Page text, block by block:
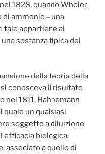
1828, quandoWhöler
di ammonio – una
tale appartiene ai
sostanza tipica del
della teoria della
si conosceva il risultato
nel 1811, Hahnemann
quale un qualsiasi
soggetto a diluizione
efficacia biologica.
associato a quello di